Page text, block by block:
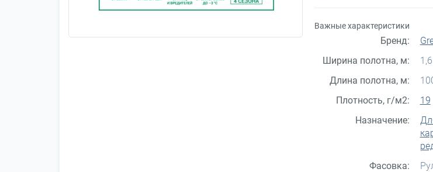
Важные характеристики
Бренд:
Ширина полотна, м:
1,6
Длина полотна, м:
Плотность, г/м2:
19
Назначение:
Фасовка: